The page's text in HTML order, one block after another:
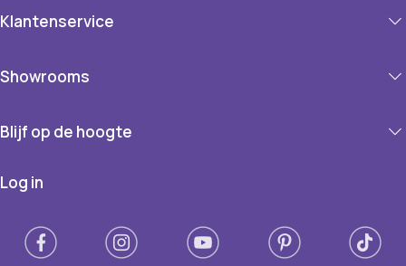
Klantenservice
Showrooms
Blijf op de hoogte
Log in